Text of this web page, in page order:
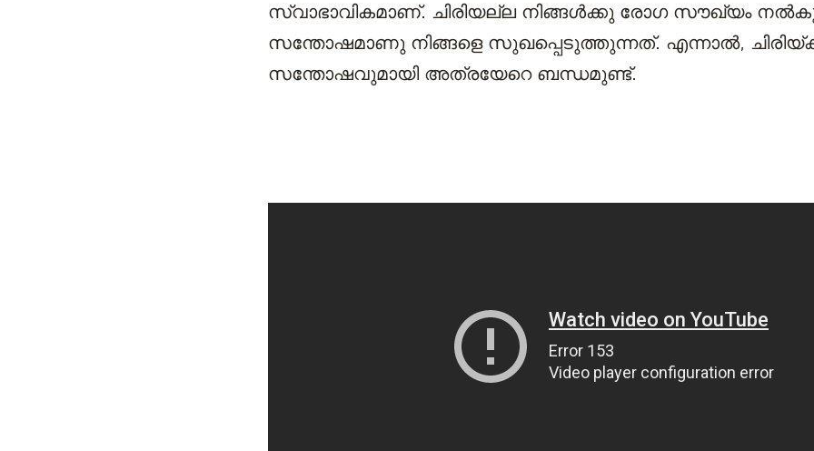
സ്വാഭാവികമാണ്. ചിരിയല്ല നിങ്ങള്‍ക്കു രോഗ സൗഖ്യം
സന്തോഷമാണു നിങ്ങളെ സുഖപ്പെടുത്തുന്നത്. എന്നാല്‍,
സന്തോഷവുമായി അത്രയേറെ ബന്ധമുണ്ട്.